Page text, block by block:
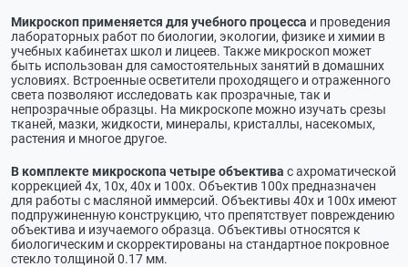
Микроскоп применяется для учебного процесса и проведения
лабораторных работ по биологии, экологии, физике и химии в
учебных кабинетах школ и лицеев. Также микроскоп может
быть использован для самостоятельных занятий в домашних
условиях. Встроенные осветители проходящего и отраженного
света позволяют исследовать как прозрачные, так и
непрозрачные образцы. На микроскопе можно изучать срезы
тканей, мазки, жидкости, минералы, кристаллы, насекомых,
растения и многое другое.
В комплекте микроскопа четыре объектива с ахроматической
коррекцией 4x, 10x, 40x и 100х. Объектив 100х предназначен
для работы с масляной иммерсий. Объективы 40x и 100х имеют
подпружиненную конструкцию, что препятствует повреждению
объектива и изучаемого образца. Объективы относятся к
биологическим и скорректированы на стандартное покровное
стекло толщиной 0.17 мм.